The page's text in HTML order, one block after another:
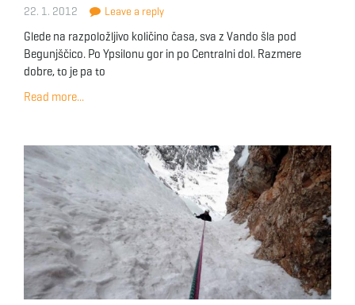
22. 1. 2012 Leave a reply
Glede na razpoložljivo količino časa, sva z Vando šla pod
Begunjščico. Po Ypsilonu gor in po Centralni dol. Razmere
dobre, to je pa to
Read more...